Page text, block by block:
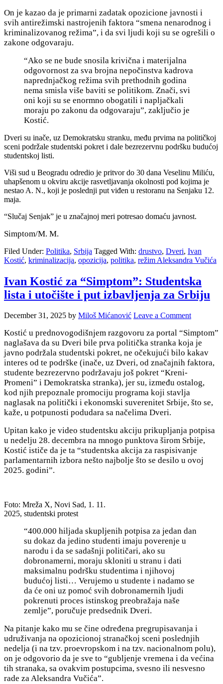
On je kazao da je primarni zadatak opozicione javnosti i
svih antirežimski nastrojenih faktora “smena nenarodnog i
kriminalizovanog režima”, i da svi ljudi koji su se ogrešili o
zakone odgovaraju.
“Ako se ne bude snosila krivična i materijalna
odgovornost za sva brojna nepočinstva kadrova
naprednjačkog režima svih prethodnih godina
nema smisla više baviti se politikom. Znači, svi
oni koji su se enormno obogatili i napljačkali
moraju po zakonu da odgovaraju”, zaključio je
Kostić.
Dveri su inače, uz Demokratsku stranku, među prvima na političkoj
sceni podržale studentski pokret i dale bezrezervnu podršku budućoj
studentskoj listi.
Viši sud u Beogradu odredio je pritvor do 30 dana Veselinu Miliću,
uhapšenom u okviru akcije rasvetljavanja okolnosti pod kojima je
nestao A. N., koji je poslednji put viđen u restoranu na Senjaku 12.
maja.
“Slučaj Senjak” je u značajnoj meri potresao domaću javnost.
Simptom/M. M.
Filed Under: Politika, Srbija Tagged With: drustvo, Dveri, Ivan
Kostić, kriminalizacija, opozicija, politika, režim Aleksandra Vučića
Ivan Kostić za “Simptom”: Studentska
lista i utočište i put izbavljenja za Srbiju
December 31, 2025 by Miloš Mićanović Leave a Comment
Kostić u prednovogodišnjem razgovoru za portal “Simptom”
naglašava da su Dveri bile prva politička stranka koja je
javno podržala studentski pokret, ne očekujući bilo kakav
interes od te podrške (inače, uz Dveri, od značajnih faktora,
studente bezrezervno podržavaju još pokret “Kreni-
Promeni” i Demokratska stranka), jer su, između ostalog,
kod njih prepoznale promociju programa koji stavlja
naglasak na politički i ekonomski suverenitet Srbije, što se,
kaže, u potpunosti podudara sa načelima Dveri.
Upitan kako je video studentsku akciju prikupljanja potpisa
u nedelju 28. decembra na mnogo punktova širom Srbije,
Kostić ističe da je ta “studentska akcija za raspisivanje
parlamentarnih izbora nešto najbolje što se desilo u ovoj
2025. godini”.
Foto: Mreža X, Novi Sad, 1. 11.
2025, studentski protest
“400.000 hiljada skupljenih potpisa za jedan dan
su dokaz da jedino studenti imaju poverenje u
narodu i da se sadašnji političari, ako su
dobronamerni, moraju skloniti u stranu i dati
maksimalnu podršku studentima i njihovoj
budućoj listi… Verujemo u studente i nadamo se
da će oni uz pomoć svih dobronamernih ljudi
pokrenuti proces istinskog preobražaja naše
zemlje”, poručuje predsednik Dveri.
Na pitanje kako mu se čine određena pregrupisavanja i
udruživanja na opozicionoj stranačkoj sceni poslednjih
nedelja (i na tzv. proevropskom i na tzv. nacionalnom polu),
on je odgovorio da je sve to “gubljenje vremena i da većina
tih stranaka, sa ovakvim postupcima, svesno ili nesvesno
rade za Aleksandra Vučića”.